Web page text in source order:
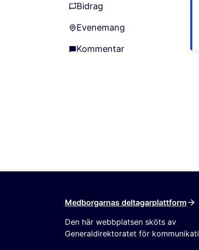
Bidrag
Bidrag
Evenemang
Evenemang
Kommentar
Kommentar
Medborgarnas deltagarplattform
Den här webbplatsen sköts av
Generaldirektoratet för